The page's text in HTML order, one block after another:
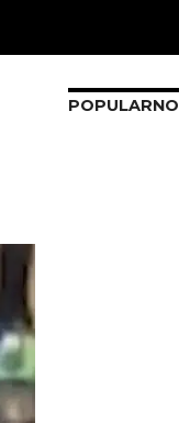
POPULARNO